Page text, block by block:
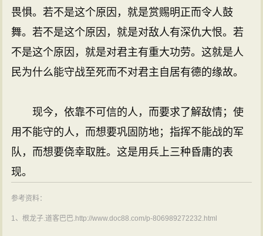
畏惧。若不是这个原因，就是赏赐明正而令人鼓
舞。若不是这个原因，就是对敌人有深仇大恨。若
不是这个原因，就是对君主有重大功劳。这就是人
民为什么能守战至死而不对君主自居有德的缘故。
现今，依靠不可信的人，而要求了解敌情；使
用不能守的人，而想要巩固防地；指挥不能战的军
队，而想要侥幸取胜。这是用兵上三种昏庸的表
现。
参考资料：
1、根龙子.道客巴巴.http://www.doc88.com/p-806989272232.html